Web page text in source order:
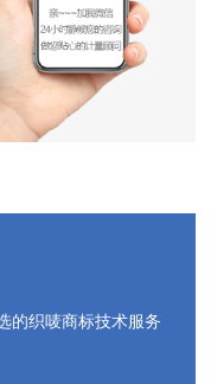
的织唛商标技术服务